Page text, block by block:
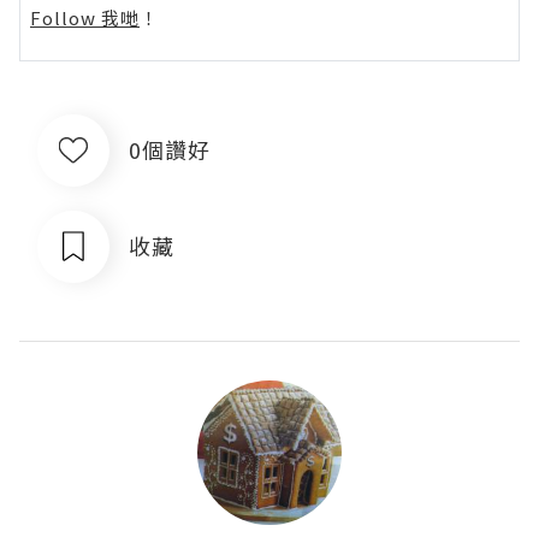
Follow 我哋 ！
0個讚好
收藏